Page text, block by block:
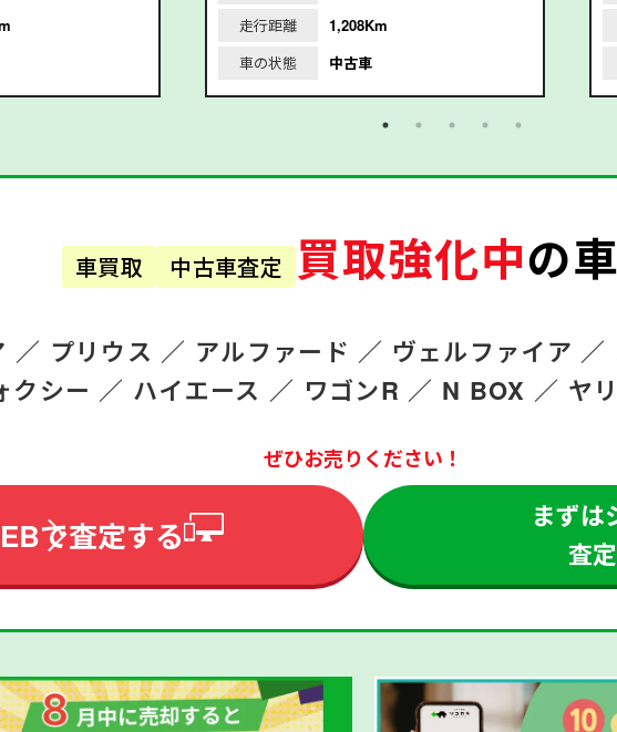
走行距離
1,208Km
車の状態
中古車
車買取 中古車査定 買取強化中の
／ プリウス ／ アルファード ／ ヴェルファイア ／
クシー ／ ハイエース ／ ワゴンR ／ N BOX ／ ヤ
ぜひお売りください！
で査定する
まずは
査